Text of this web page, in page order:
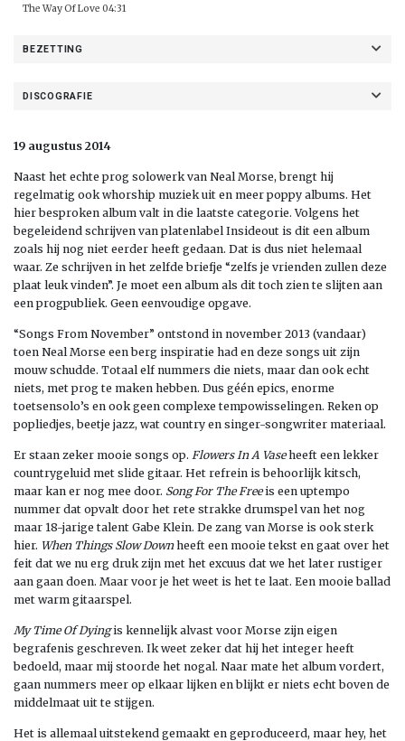
The Way Of Love 04:31
BEZETTING
DISCOGRAFIE
19 augustus 2014
Naast het echte prog solowerk van Neal Morse, brengt hij
regelmatig ook whorship muziek uit en meer poppy albums. Het
hier besproken album valt in die laatste categorie. Volgens het
begeleidend schrijven van platenlabel Insideout is dit een album
zoals hij nog niet eerder heeft gedaan. Dat is dus niet helemaal
waar. Ze schrijven in het zelfde briefje “zelfs je vrienden zullen deze
plaat leuk vinden”. Je moet een album als dit toch zien te slijten aan
een progpubliek. Geen eenvoudige opgave.
“Songs From November” ontstond in november 2013 (vandaar)
toen Neal Morse een berg inspiratie had en deze songs uit zijn
mouw schudde. Totaal elf nummers die niets, maar dan ook echt
niets, met prog te maken hebben. Dus géén epics, enorme
toetsensolo’s en ook geen complexe tempowisselingen. Reken op
popliedjes, beetje jazz, wat country en singer-songwriter materiaal.
Er staan zeker mooie songs op. Flowers In A Vaseheeft een lekker
countrygeluid met slide gitaar. Het refrein is behoorlijk kitsch,
maar kan er nog mee door. Song For The Freeis een uptempo
nummer dat opvalt door het rete strakke drumspel van het nog
maar 18-jarige talent Gabe Klein. De zang van Morse is ook sterk
hier. When Things Slow Downheeft een mooie tekst en gaat over het
feit dat we nu erg druk zijn met het excuus dat we het later rustiger
aan gaan doen. Maar voor je het weet is het te laat. Een mooie ballad
met warm gitaarspel.
My Time Of Dyingis kennelijk alvast voor Morse zijn eigen
begrafenis geschreven. Ik weet zeker dat hij het integer heeft
bedoeld, maar mij stoorde het nogal. Naar mate het album vordert,
gaan nummers meer op elkaar lijken en blijkt er niets echt boven de
middelmaat uit te stijgen.
Het is allemaal uitstekend gemaakt en geproduceerd, maar hey, het